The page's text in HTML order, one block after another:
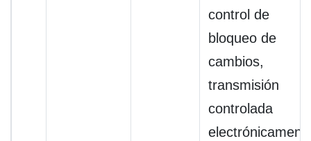
control de
bloqueo de
cambios,
transmisión
controlada